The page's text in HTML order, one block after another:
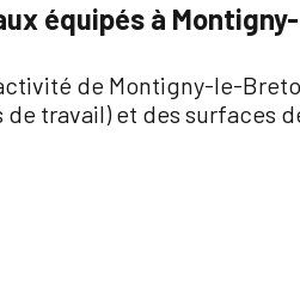
équipés à
de Montigny-le-
de travail) et des surfaces